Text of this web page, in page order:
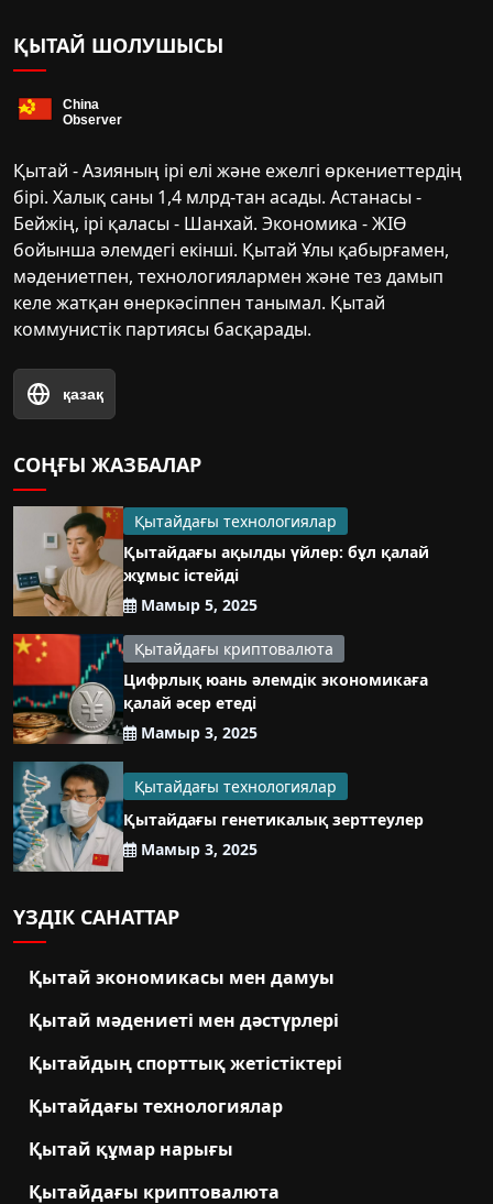
ҚЫТАЙ ШОЛУШЫСЫ
Қытай - Азияның ірі елі және ежелгі өркениеттердің
бірі. Халық саны 1,4 млрд-тан асады. Астанасы -
Бейжің, ірі қаласы - Шанхай. Экономика - ЖІӨ
бойынша әлемдегі екінші. Қытай Ұлы қабырғамен,
мәдениетпен, технологиялармен және тез дамып
келе жатқан өнеркәсіппен танымал. Қытай
коммунистік партиясы басқарады.
қазақ
СОҢҒЫ ЖАЗБАЛАР
Қытайдағы технологиялар
Қытайдағы ақылды үйлер: бұл қалай
жұмыс істейді
Мамыр 5, 2025
Қытайдағы криптовалюта
Цифрлық юань әлемдік экономикаға
қалай әсер етеді
Мамыр 3, 2025
Қытайдағы технологиялар
Қытайдағы генетикалық зерттеулер
Мамыр 3, 2025
ҮЗДІК САНАТТАР
Қытай экономикасы мен дамуы
Қытай мәдениеті мен дәстүрлері
Қытайдың спорттық жетістіктері
Қытайдағы технологиялар
Қытай құмар нарығы
Қытайдағы криптовалюта